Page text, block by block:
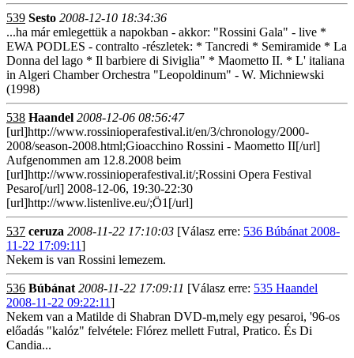
539 Sesto 2008-12-10 18:34:36
...ha már emlegettük a napokban - akkor: "Rossini Gala" - live *
EWA PODLES - contralto -részletek: * Tancredi * Semiramide * La
Donna del lago * Il barbiere di Siviglia" * Maometto II. * L' italiana
in Algeri Chamber Orchestra "Leopoldinum" - W. Michniewski
(1998)
538 Haandel 2008-12-06 08:56:47
[url]http://www.rossinioperafestival.it/en/3/chronology/2000-
2008/season-2008.html;Gioacchino Rossini - Maometto II[/url]
Aufgenommen am 12.8.2008 beim
[url]http://www.rossinioperafestival.it/;Rossini Opera Festival
Pesaro[/url] 2008-12-06, 19:30-22:30
[url]http://www.listenlive.eu/;Ö1[/url]
537 ceruza 2008-11-22 17:10:03 [Válasz erre: 536 Búbánat 2008-
11-22 17:09:11]
Nekem is van Rossini lemezem.
536 Búbánat 2008-11-22 17:09:11 [Válasz erre: 535 Haandel
2008-11-22 09:22:11]
Nekem van a Matilde di Shabran DVD-m,mely egy pesaroi, '96-os
előadás "kalóz" felvétele: Flórez mellett Futral, Pratico. És Di
Candia...